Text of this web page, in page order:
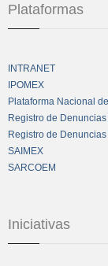
Plataformas
INTRANET
IPOMEX
Plataforma Nacional
Registro de
Registro de
SAIMEX
SARCOEM
Iniciativas